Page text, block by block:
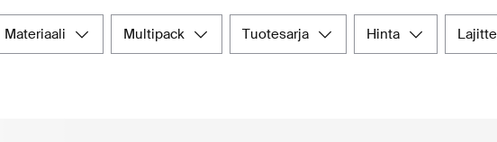
sisustuksen harrastajien rakastaman valinnan maailmanlaajuisesti.
minimalistisia ja ajattomia pienkalusteita, Boozt tarjoaa harkitusti kuratoidun
johtava verkkokauppa tarjoaa kätevän alustan, jossa voit tehdä
materiaali multipack tuotesarja hinta